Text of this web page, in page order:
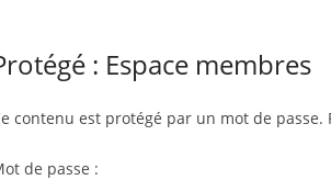
: Espace membres
contenu est protégé par un mot de
de passe :